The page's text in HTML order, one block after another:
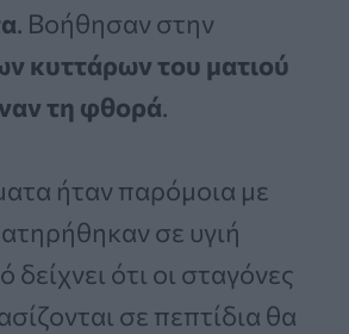
. Βοήθησαν στην
κυττάρων του ματιού
τη φθορά.
ήταν παρόμοια με
σε υγιή
δείχνει ότι οι σταγόνες
σε πεπτίδια θα